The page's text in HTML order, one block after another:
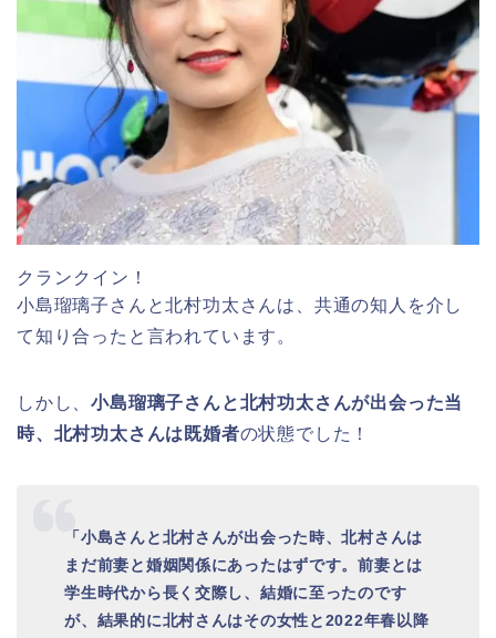
クランクイン！
小島瑠璃子さんと北村功太さんは、共通の知人を介し
て知り合ったと言われています。
しかし、小島瑠璃子さんと北村功太さんが出会った当
時、北村功太さんは既婚者の状態でした！
「小島さんと北村さんが出会った時、北村さんは
まだ前妻と婚姻関係にあったはずです。前妻とは
学生時代から長く交際し、結婚に至ったのです
が、結果的に北村さんはその女性と2022年春以降